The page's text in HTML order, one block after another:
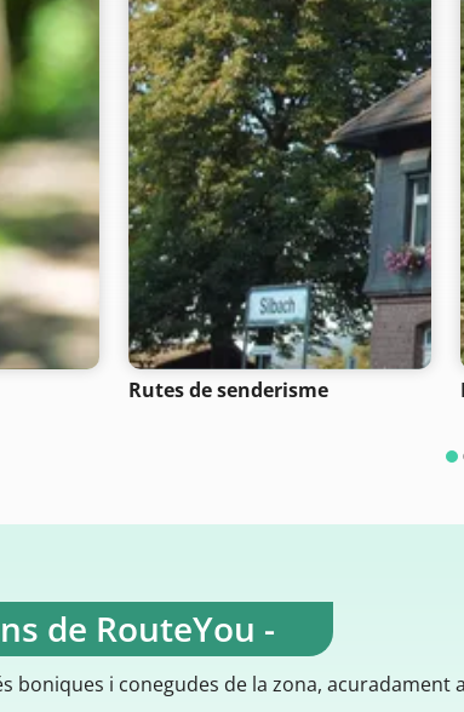
Rutes de senderisme
de RouteYou -
boniques i conegudes de la zona, acuradament